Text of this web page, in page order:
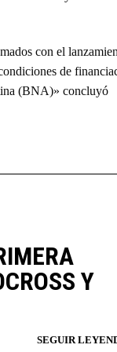
con el
de
(BNA)» concluyó
Y